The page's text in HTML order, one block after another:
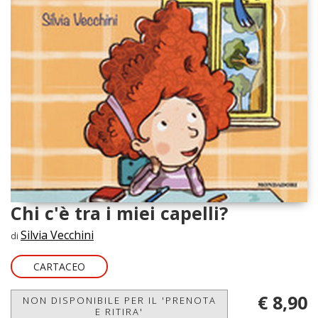
Chi c'è tra i miei capelli?
di Silvia Vecchini
CARTACEO
NON DISPONIBILE PER IL 'PRENOTA
E RITIRA'
€ 8,90